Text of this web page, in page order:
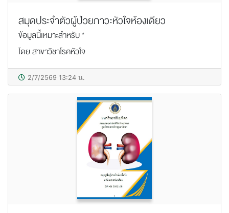
สมุดประจำตัวผู้ป่วยภาวะหัวใจห้องเดียว
ข้อมูลนี้เหมาะสำหรับ *
โดย สาขาวิชาโรคหัวใจ
2/7/2569 13:24 น.